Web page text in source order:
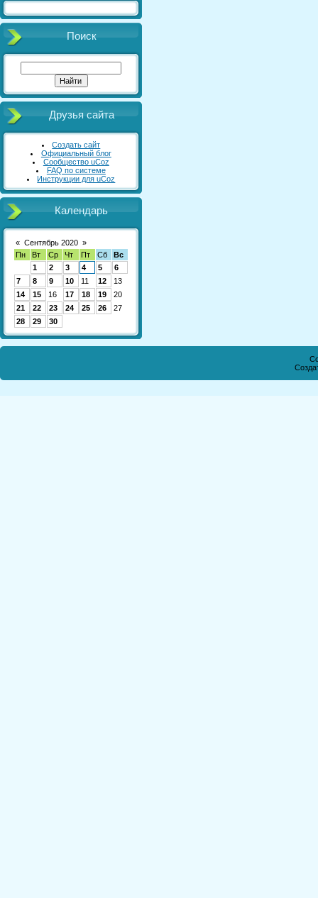
Поиск
Друзья сайта
Создать сайт
Официальный блог
Сообщество uCoz
FAQ по системе
Инструкции для uCoz
Календарь
« Сентябрь 2020 »
Пн
Вт Ср Чт Пт Сб
Вс
1
2 3 4 5
6
7
8 9 10 11 12
13
14
15 16 17 18 19
20
21
22 23 24 25 26
27
28
29 30